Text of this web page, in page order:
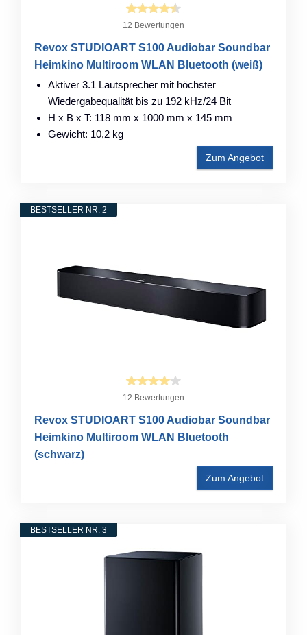
12 Bewertungen
Revox STUDIOART S100 Audiobar Soundbar
Heimkino Multiroom WLAN Bluetooth (weiß)
Aktiver 3.1 Lautsprecher mit höchster
Wiedergabequalität bis zu 192 kHz/24 Bit
H x B x T: 118 mm x 1000 mm x 145 mm
Gewicht: 10,2 kg
Zum Angebot
BESTSELLER NR. 2
12 Bewertungen
Revox STUDIOART S100 Audiobar Soundbar
Heimkino Multiroom WLAN Bluetooth
(schwarz)
Zum Angebot
BESTSELLER NR. 3